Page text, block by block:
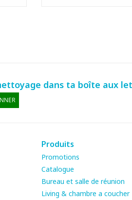
dans ta boîte aux
Produits
Promotions
Catalogue
Bureau et salle de réunion
Living & chambre a coucher